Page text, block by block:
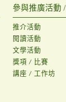
參與推廣活動 /
推介活動
閱讀活動
文學活動
獎項 / 比賽
講座 / 工作坊